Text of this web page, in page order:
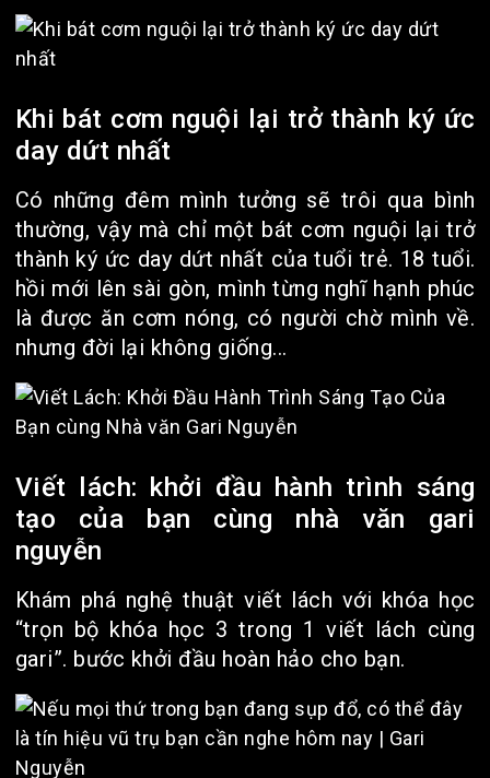
Khi bát cơm nguội lại trở thành ký ức
day dứt nhất
Có những đêm mình tưởng sẽ trôi qua bình
thường, vậy mà chỉ một bát cơm nguội lại trở
thành ký ức day dứt nhất của tuổi trẻ. 18 tuổi.
hồi mới lên sài gòn, mình từng nghĩ hạnh phúc
là được ăn cơm nóng, có người chờ mình về.
nhưng đời lại không giống...
Viết lách: khởi đầu hành trình sáng
tạo của bạn cùng nhà văn gari
nguyễn
Khám phá nghệ thuật viết lách với khóa học
“trọn bộ khóa học 3 trong 1 viết lách cùng
gari”. bước khởi đầu hoàn hảo cho bạn.